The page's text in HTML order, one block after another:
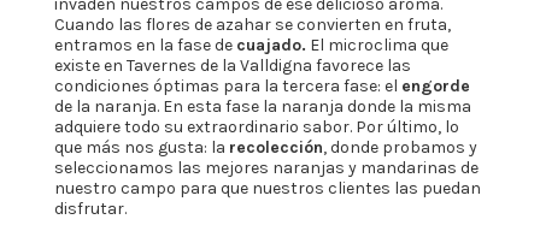
Cuando las flores de azahar se convierten en fruta,
entramos en la fase de cuajado. El microclima que
existe en Tavernes de la Valldigna favorece las
condiciones óptimas para la tercera fase: el engorde
de la naranja. En esta fase la naranja donde la misma
adquiere todo su extraordinario sabor. Por último, lo
que más nos gusta: la recolección, donde probamos y
seleccionamos las mejores naranjas y mandarinas de
nuestro campo para que nuestros clientes las puedan
disfrutar.